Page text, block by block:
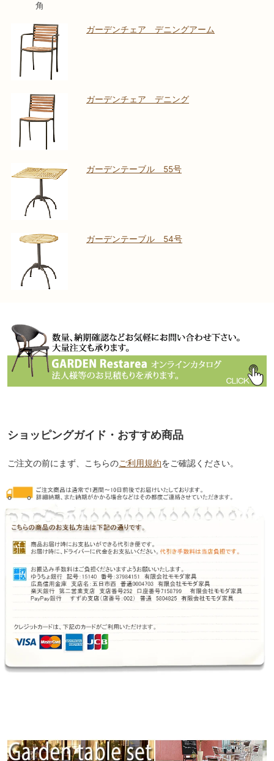
角
ガーデンチェア デニングアーム
ガーデンチェア デニング
ガーデンテーブル 55号
ガーデンテーブル 54号
ショッピングガイド・おすすめ商品
ご注文の前にまず、こちらのご利用規約をご確認ください。